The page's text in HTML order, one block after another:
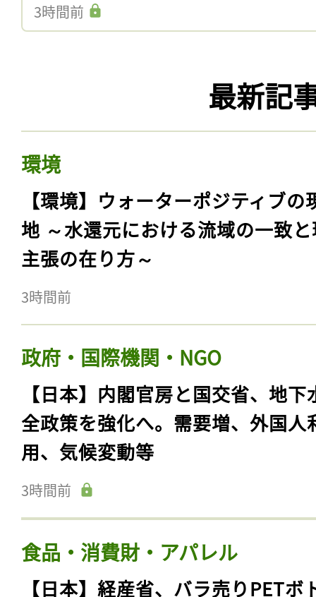
3時間前
最新記
環境
【環境】ウォーターポジティブの
地 ～水還元における流域の一致
主張の在り方～
3時間前
政府・国際機関・NGO
【日本】内閣官房と国交省、地下
全政策を強化へ。需要増、外国人
用、気候変動等
3時間前
食品・消費財・アパレル
【日本】経産省、バラ売りPETボ